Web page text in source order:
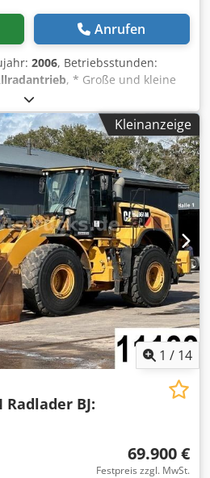
Anrufen
2006, Betriebsstunden:
, * Große und kleine
Egex Agnsf
Kleinanzeige
1 / 14
Radlader BJ:
69.900 €
Festpreis zzgl. MwSt.